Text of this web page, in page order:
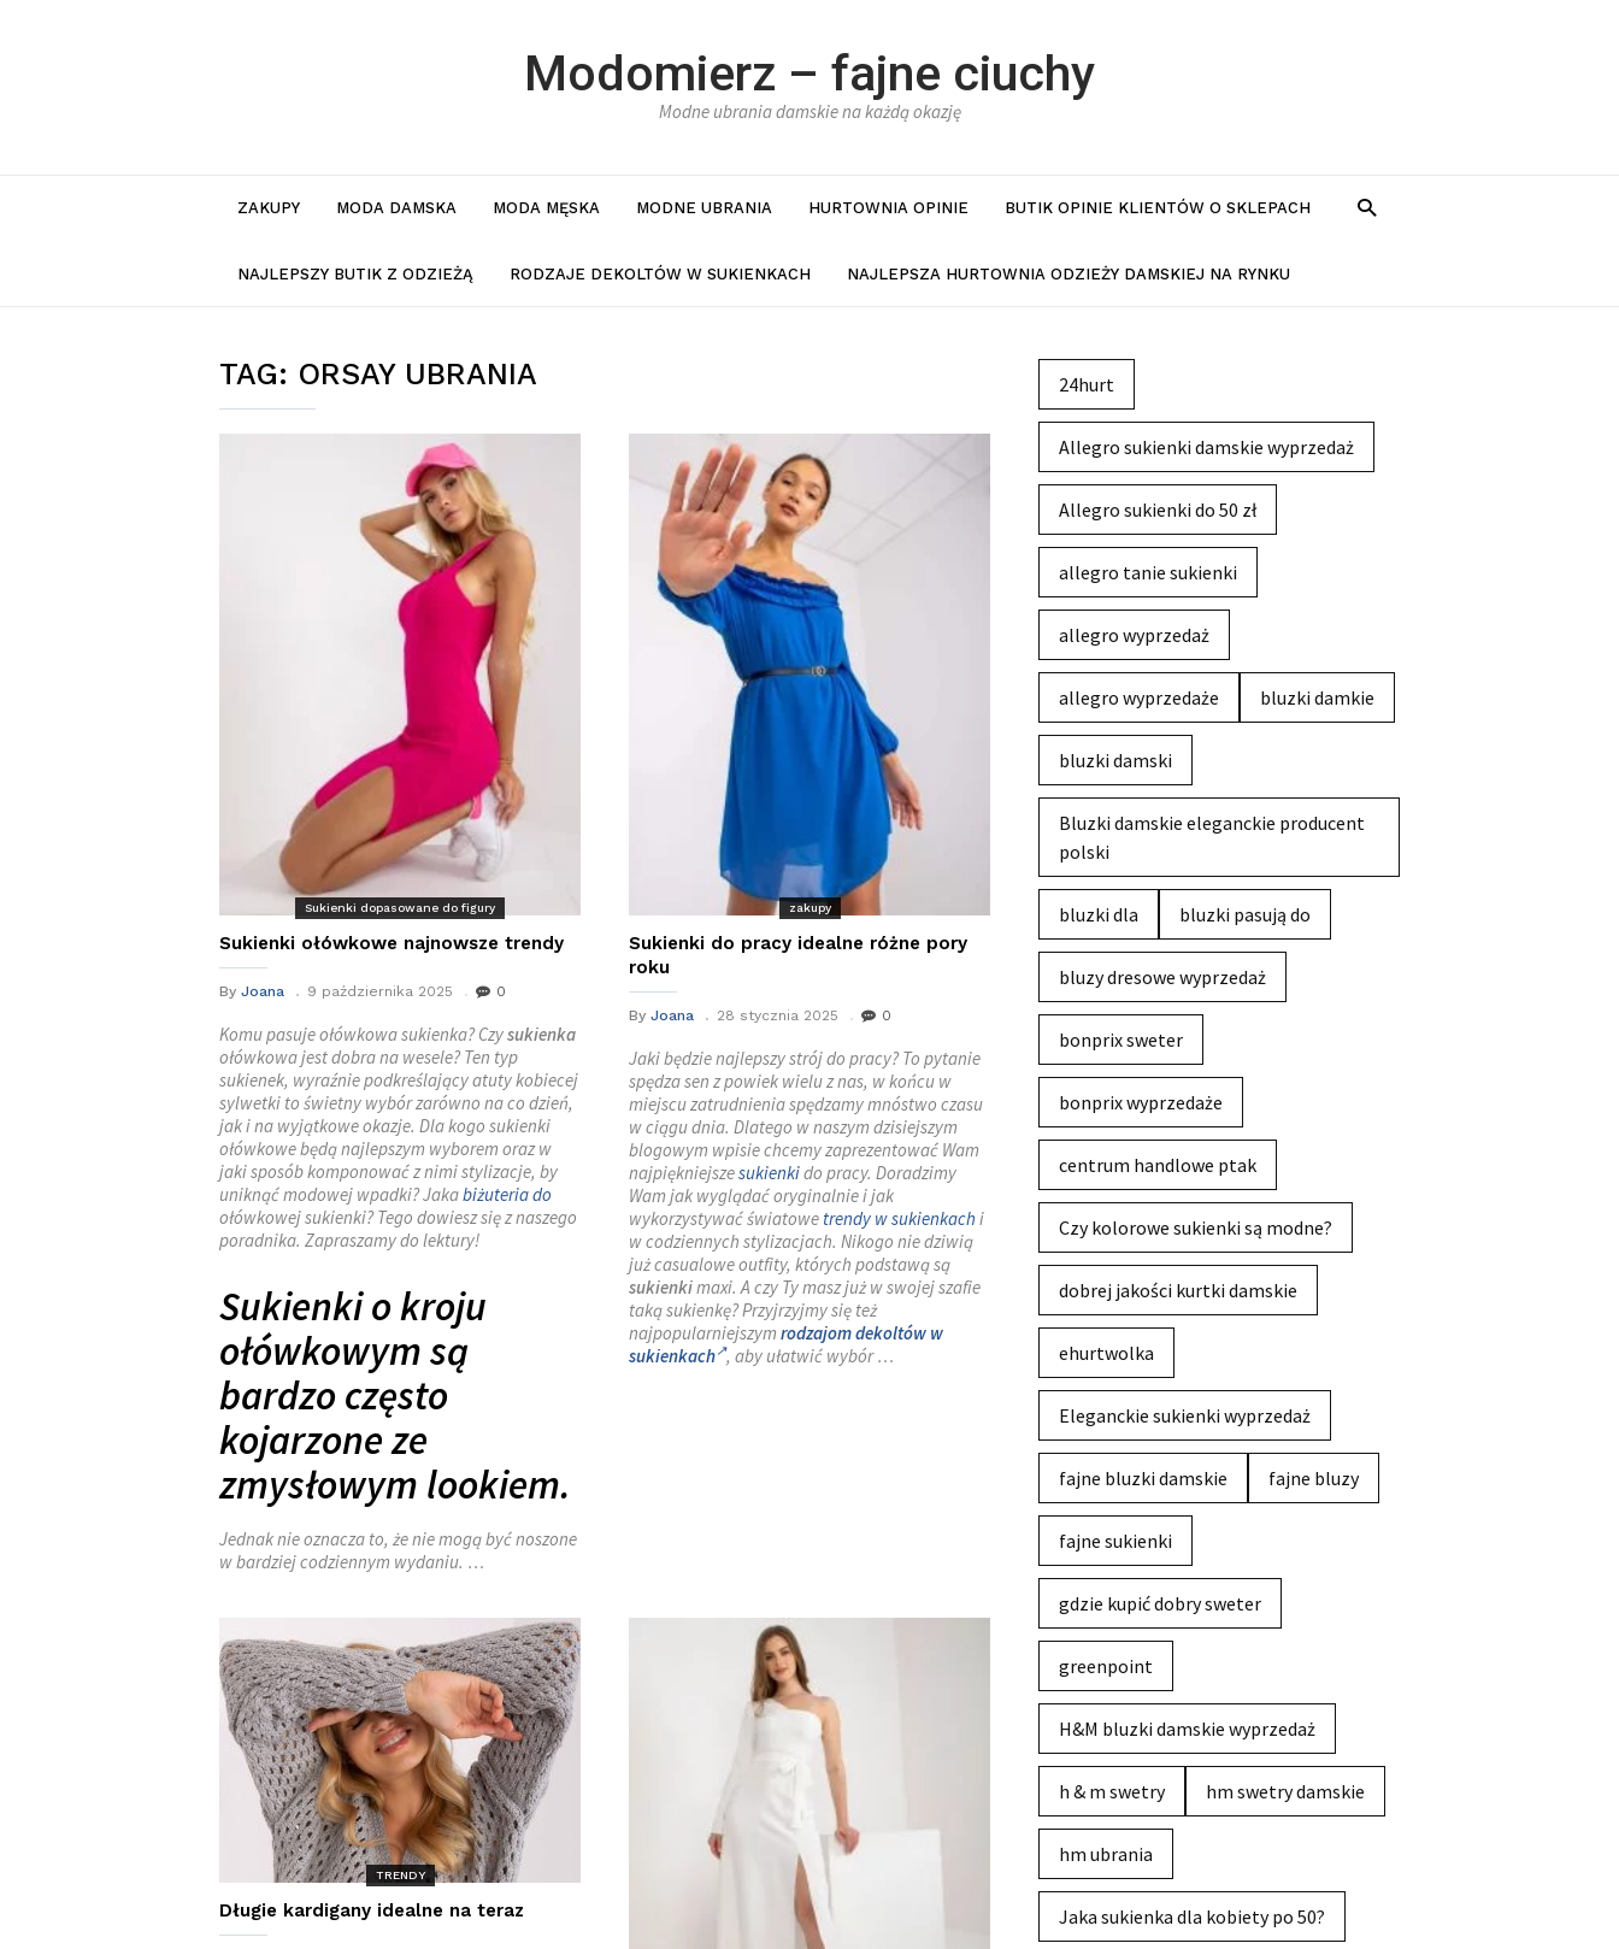
Modomierz – fajne ciuchy
Modne ubrania damskie na każdą okazję
ZAKUPY MODA DAMSKA MODA MĘSKA MODNE UBRANIA HURTOWNIA OPINIE BUTIK OPINIE KLIENTÓW O SKLEPACH
NAJLEPSZY BUTIK Z ODZIEŻĄ RODZAJE DEKOLTÓW W SUKIENKACH NAJLEPSZA HURTOWNIA ODZIEŻY DAMSKIEJ NA RYNKU
TAG: ORSAY UBRANIA
Sukienki dopasowane do figury
Sukienki ołówkowe najnowsze trendy
By Joana 9 października 2025 0
Komu pasuje ołówkowa sukienka? Czysukienka
ołówkowa jest dobra na wesele? Ten typ
sukienek, wyraźnie podkreślający atuty kobiecej
sylwetki to świetny wybór zarówno na co dzień,
jak i na wyjątkowe okazje. Dla kogo sukienki
ołówkowe będą najlepszym wyborem oraz w
jaki sposób komponować z nimi stylizacje, by
uniknąć modowej wpadki? Jakabiżuteria do
ołówkowej sukienki? Tego dowiesz się z naszego
poradnika. Zapraszamy do lektury!
Sukienki o kroju
ołówkowym są
bardzo często
kojarzone ze
zmysłowym lookiem.
Jednak nie oznacza to, że nie mogą być noszone
w bardziej codziennym wydaniu. …
zakupy
Sukienki do pracy idealne różne pory
roku
By Joana 28 stycznia 2025 0
Jaki będzie najlepszy strój do pracy? To pytanie
spędza sen z powiek wielu z nas, w końcu w
miejscu zatrudnienia spędzamy mnóstwo czasu
w ciągu dnia. Dlatego w naszym dzisiejszym
blogowym wpisie chcemy zaprezentować Wam
najpiękniejszesukienkido pracy. Doradzimy
Wam jak wyglądać oryginalnie i jak
wykorzystywać światowe trendy w sukienkach i
w codziennych stylizacjach. Nikogo nie dziwią
już casualowe outfity, których podstawą są
sukienkimaxi. A czy Ty masz już w swojej szafie
taką sukienkę? Przyjrzyjmy się też
najpopularniejszym rodzajom dekoltów w
sukienkach , aby ułatwić wybór …
TRENDY
Długie kardigany idealne na teraz
24hurt
Allegro sukienki damskie wyprzedaż
Allegro sukienki do 50 zł
allegro tanie sukienki
allegro wyprzedaż
allegro wyprzedaże bluzki damkie
bluzki damski
Bluzki damskie eleganckie producent
polski
bluzki dla bluzki pasują do
bluzy dresowe wyprzedaż
bonprix sweter
bonprix wyprzedaże
centrum handlowe ptak
Czy kolorowe sukienki są modne?
dobrej jakości kurtki damskie
ehurtwolka
Eleganckie sukienki wyprzedaż
fajne bluzki damskie fajne bluzy
fajne sukienki
gdzie kupić dobry sweter
greenpoint
H&M bluzki damskie wyprzedaż
h & m swetry hm swetry damskie
hm ubrania
Jaka sukienka dla kobiety po 50?